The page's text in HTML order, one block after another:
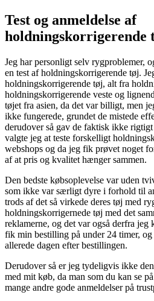
Test og anmeldelse af
holdningskorrigerende
Jeg har personligt selv rygproblemer,
en test af holdningskorrigerende tøj.
holdningskorrigerende tøj, alt fra
holdningskorrigerende veste og
tøjet fra asien, da det var billigt, men
ikke fungerede, grundet de mistede
derudover så gav de faktisk ikke
valgte jeg at teste forskelligt
webshops og da jeg fik prøvet noget
af at pris og kvalitet hænger sammen.
Den bedste købsoplevelse var uden
som ikke var særligt dyre i forhold til
trods af det så virkede deres tøj med
holdningskorrigernede tøj med det
reklamerne, og det var også derfra jeg
fik min bestilling på under 24 timer,
allerede dagen efter bestillingen.
Derudover så er jeg tydeligvis ikke
med mit køb, da man som du kan se
mange andre gode anmeldelser på